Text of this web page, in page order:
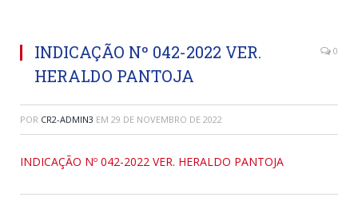
INDICAÇÃO Nº 042-2022 VER.
HERALDO PANTOJA
0
POR CR2-ADMIN3 EM 29 DE NOVEMBRO DE 2022
INDICAÇÃO Nº 042-2022 VER. HERALDO PANTOJA